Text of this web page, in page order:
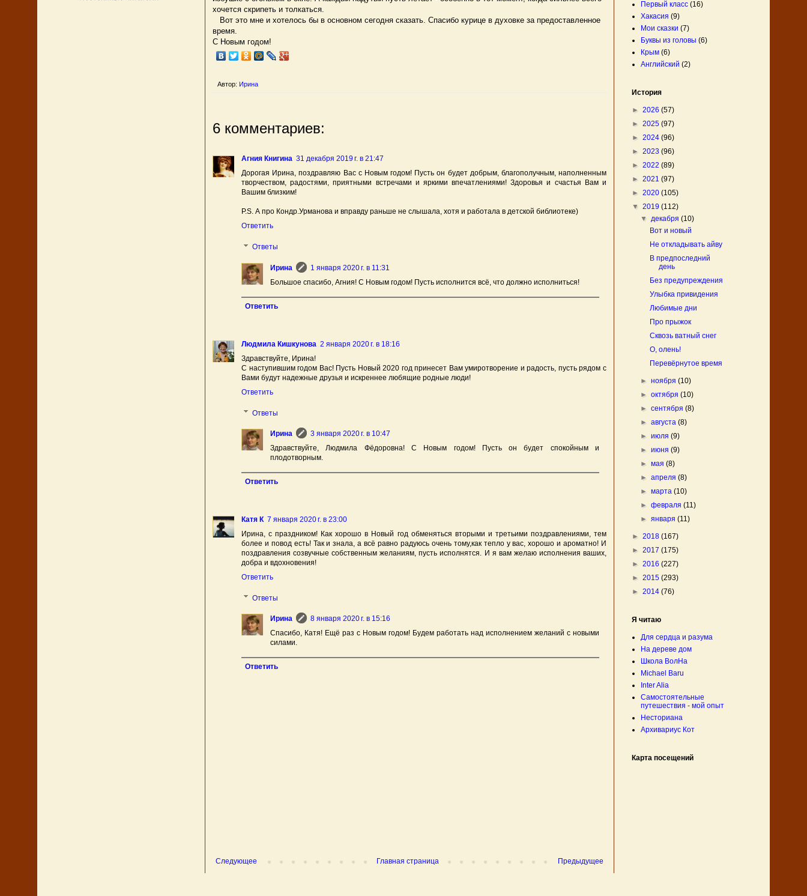
хочется скрипеть и толкаться.
Вот это мне и хотелось бы в основном сегодня сказать. Спасибо курице в духовке за предоставленное
время.
С Новым годом!
Автор: Ирина
6 комментариев:
Агния Книгина 31 декабря 2019 г. в 21:47
Дорогая Ирина, поздравляю Вас с Новым годом! Пусть он будет добрым, благополучным, наполненным
творчеством, радостями, приятными встречами и яркими впечатлениями! Здоровья и счастья Вам и
Вашим близким!
P.S. А про Кондр.Урманова и вправду раньше не слышала, хотя и работала в детской библиотеке)
Ответить
Ответы
Ирина
1 января 2020 г. в 11:31
Большое спасибо, Агния! С Новым годом! Пусть исполнится всё, что должно исполниться!
Ответить
Людмила Кишкунова 2 января 2020 г. в 18:16
Здравствуйте, Ирина!
С наступившим годом Вас! Пусть Новый 2020 год принесет Вам умиротворение и радость, пусть рядом с
Вами будут надежные друзья и искреннее любящие родные люди!
Ответить
Ответы
Ирина
3 января 2020 г. в 10:47
Здравствуйте, Людмила Фёдоровна! С Новым годом! Пусть он будет спокойным и
плодотворным.
Ответить
Катя К 7 января 2020 г. в 23:00
Ирина, с праздником! Как хорошо в Новый год обменяться вторыми и третьими поздравлениями, тем
более и повод есть! Так и знала, а всё равно радуюсь очень тому,как тепло у вас, хорошо и ароматно! И
поздравления созвучные собственным желаниям, пусть исполнятся. И я вам желаю исполнения ваших,
добра и вдохновения!
Ответить
Ответы
Ирина
8 января 2020 г. в 15:16
Спасибо, Катя! Ещё раз с Новым годом! Будем работать над исполнением желаний с новыми
силами.
Ответить
Следующее Предыдущее
Главная страница
Первый класс (16)
Хакасия (9)
Мои сказки (7)
Буквы из головы (6)
Крым (6)
Английский (2)
История
► 2026 (57)
► 2025 (97)
► 2024 (96)
► 2023 (96)
► 2022 (89)
► 2021 (97)
► 2020 (105)
▼ 2019 (112)
▼декабря(10)
Вот и новый
Не откладывать айву
В предпоследний
день
Без предупреждения
Улыбка привидения
Любимые дни
Про прыжок
Сквозь ватный снег
О, олень!
Перевёрнутое время
►ноября(10)
►октября(10)
►сентября(8)
►августа(8)
►июля(9)
►июня(9)
►мая(8)
►апреля(8)
►марта(10)
►февраля(11)
►января(11)
► 2018 (167)
► 2017 (175)
► 2016 (227)
► 2015 (293)
► 2014 (76)
Я читаю
Для сердца и разума
На дереве дом
Школа ВолНа
Michael Baru
Inter Alia
Самостоятельные
путешествия - мой опыт
Несториана
Архивариус Кот
Карта посещений